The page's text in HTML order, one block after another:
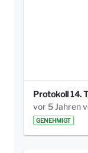
GENEHMIGT